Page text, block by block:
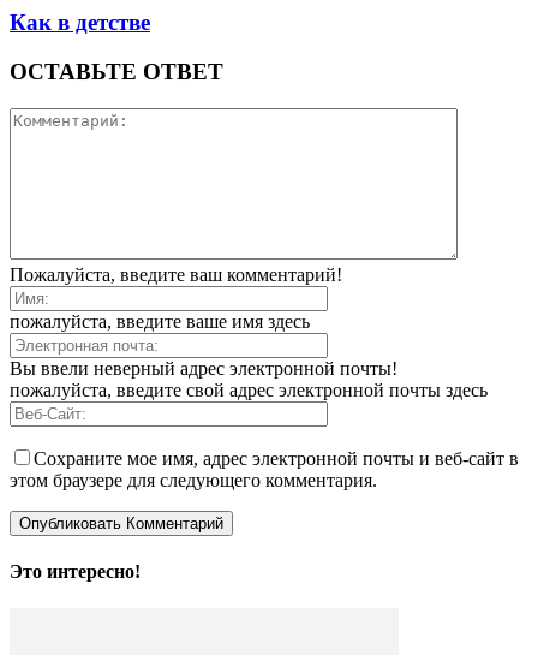
Как в детстве
ОСТАВЬТЕ ОТВЕТ
Пожалуйста, введите ваш комментарий!
пожалуйста, введите ваше имя здесь
Вы ввели неверный адрес электронной почты!
пожалуйста, введите свой адрес электронной почты здесь
Сохраните мое имя, адрес электронной почты и веб-сайт в
этом браузере для следующего комментария.
Это интересно!